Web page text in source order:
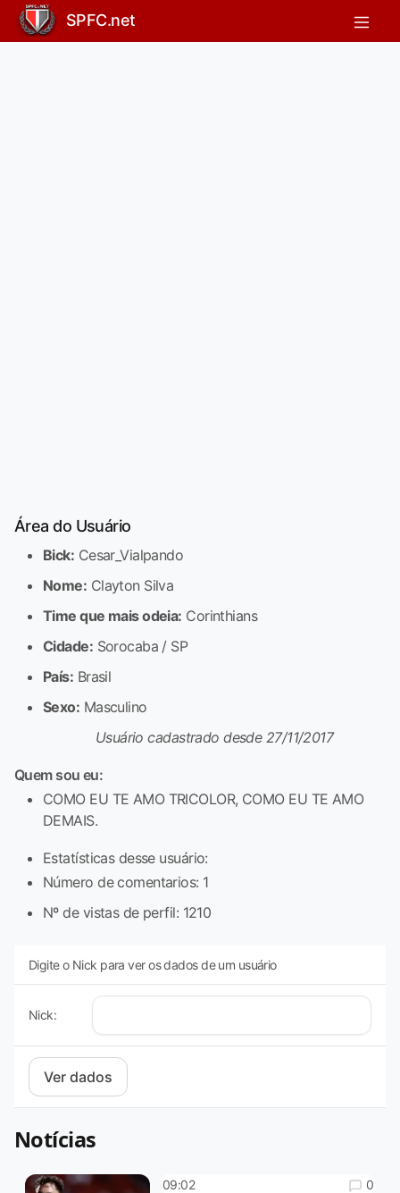
SPFC.net
Área do Usuário
Bick: Cesar_Vialpando
Nome: Clayton Silva
Time que mais odeia: Corinthians
Cidade: Sorocaba / SP
País: Brasil
Sexo: Masculino
Usuário cadastrado desde 27/11/2017
Quem sou eu:
COMO EU TE AMO TRICOLOR, COMO EU TE AMO
DEMAIS.
Estatísticas desse usuário:
Número de comentarios: 1
Nº de vistas de perfil: 1210
Digite o Nick para ver os dados de um usuário
Nick:
Notícias
09:02 0